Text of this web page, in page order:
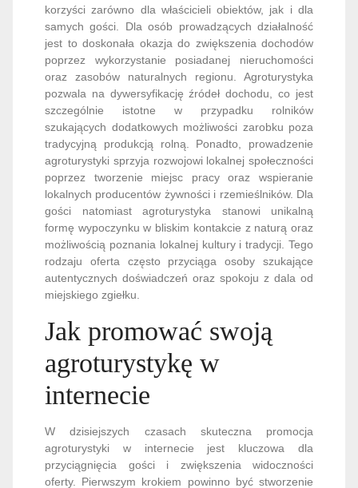
korzyści zarówno dla właścicieli obiektów, jak i dla
samych gości. Dla osób prowadzących działalność
jest to doskonała okazja do zwiększenia dochodów
poprzez wykorzystanie posiadanej nieruchomości
oraz zasobów naturalnych regionu. Agroturystyka
pozwala na dywersyfikację źródeł dochodu, co jest
szczególnie istotne w przypadku rolników
szukających dodatkowych możliwości zarobku poza
tradycyjną produkcją rolną. Ponadto, prowadzenie
agroturystyki sprzyja rozwojowi lokalnej społeczności
poprzez tworzenie miejsc pracy oraz wspieranie
lokalnych producentów żywności i rzemieślników. Dla
gości natomiast agroturystyka stanowi unikalną
formę wypoczynku w bliskim kontakcie z naturą oraz
możliwością poznania lokalnej kultury i tradycji. Tego
rodzaju oferta często przyciąga osoby szukające
autentycznych doświadczeń oraz spokoju z dala od
miejskiego zgiełku.
Jak promować swoją
agroturystykę w
internecie
W dzisiejszych czasach skuteczna promocja
agroturystyki w internecie jest kluczowa dla
przyciągnięcia gości i zwiększenia widoczności
oferty. Pierwszym krokiem powinno być stworzenie